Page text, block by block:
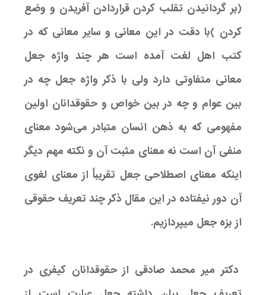
(بر گردانیدن تقلب کردن قراردادن آفریدن و وضع
کردن )با دقت در این معانی و سایر معانی که در
کتب اهل لغت آمده است هر چند واژه جعل
معانی متفاوتی دارد ولی با ذکر واژه جعل چه در
بین عوام و چه در بین خواص و حقوقدانان اولین
مفهومی که به ذهن انسان متبادر می‌شود معنای
منفی آن است نه معنای مثبت آن و نکته مهم دیگر
اینکه معنای اصطلاحی جعل تقریباً از معنای لغوی
آن دور نیفتاده در این مقال ذکر چند تعریف حقوقی
از بزه جعل میپردازیم.
دکتر میر محمد صادقی از حقوقدانان کیفری در